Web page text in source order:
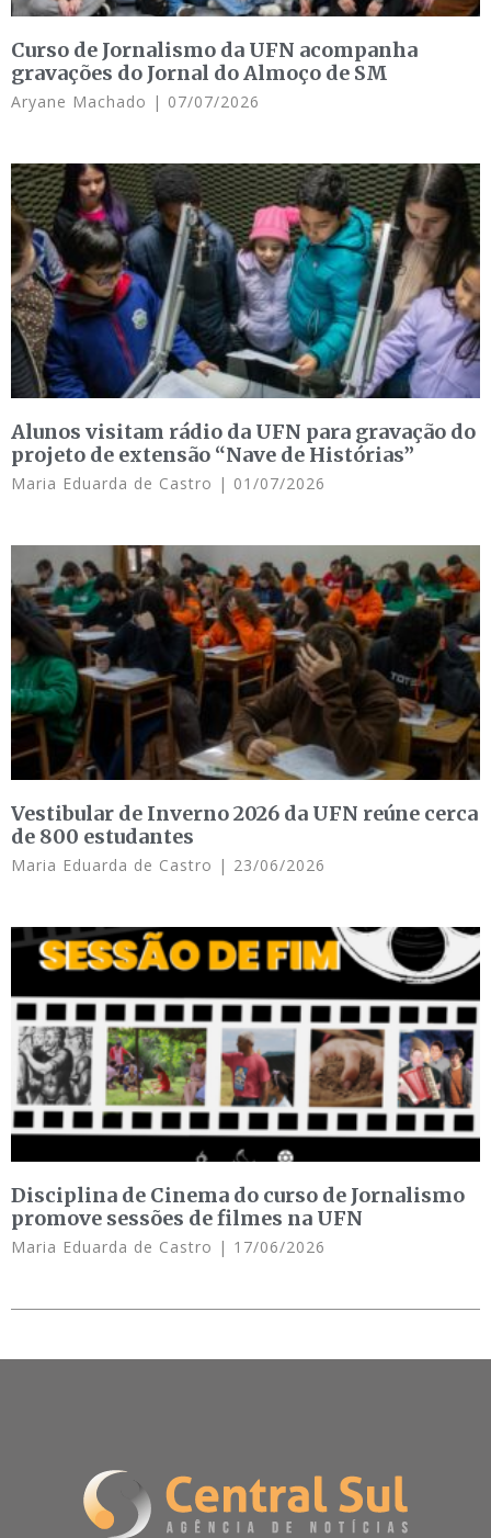
Curso de Jornalismo da UFN acompanha
gravações do Jornal do Almoço de SM
Aryane Machado 07/07/2026
Alunos visitam rádio da UFN para gravação do
projeto de extensão “Nave de Histórias”
Maria Eduarda de Castro 01/07/2026
Vestibular de Inverno 2026 da UFN reúne cerca
de 800 estudantes
Maria Eduarda de Castro 23/06/2026
Disciplina de Cinema do curso de Jornalismo
promove sessões de filmes na UFN
Maria Eduarda de Castro 17/06/2026